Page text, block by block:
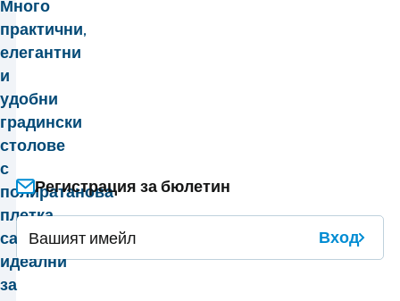
Много
практични,
елегантни
и
удобни
градински
столове
с
полиратанова
плетка
са
идеални
за
Регистрация за бюлетин
Вход